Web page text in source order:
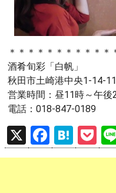
＊＊＊＊＊＊＊＊＊＊＊
酒肴旬彩「白帆」
秋田市土崎港中央1-14-11
営業時間：昼11時～午
電話：018-847-0189
X
F
a
H
at
P
o